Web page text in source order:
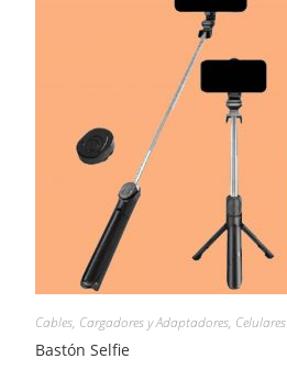
Cables, Cargadores y Adaptadores, Celulares
Bastón Selfie